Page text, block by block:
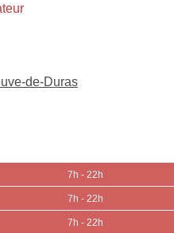
de-Duras
7h - 22h
7h - 22h
7h - 22h